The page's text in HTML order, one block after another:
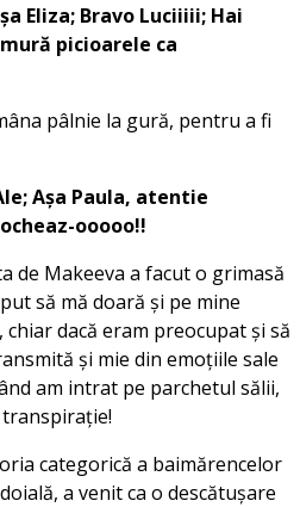
Eliza; Bravo Luciiiii; Hai
picioarele ca
pâlnie la gură, pentru a fi
Așa Paula, atentie
ooooo!!
de Makeeva a facut o grimasă
să mă doară și pe mine
chiar dacă eram preocupat și să
și mie din emoțiile sale
am intrat pe parchetul sălii,
categorică a baimărencelor
a venit ca o descătușare